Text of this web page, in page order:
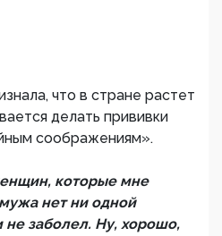
что в стране растет
делать прививки
соображениям».
которые мне
нет ни одной
не заболел. Ну, хорошо,